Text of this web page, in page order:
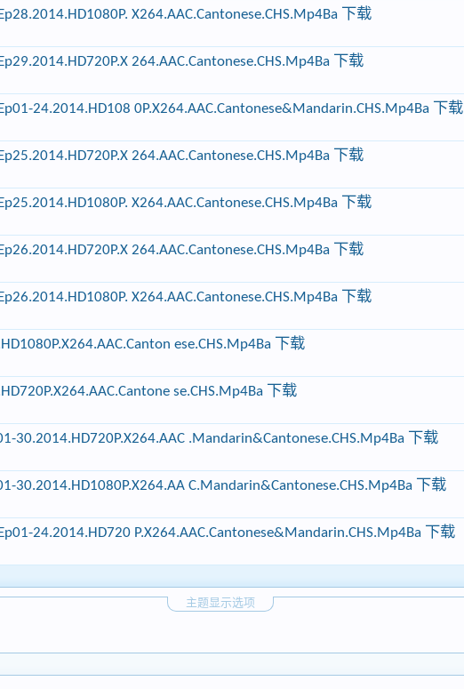
X264.AAC.Cantonese.CHS.Mp4Ba 下载
264.AAC.Cantonese.CHS.Mp4Ba 下载
24.2014.HD108 0P.X264.AAC.Cantonese&Mandarin.CHS.Mp4Ba 下载
264.AAC.Cantonese.CHS.Mp4Ba 下载
X264.AAC.Cantonese.CHS.Mp4Ba 下载
264.AAC.Cantonese.CHS.Mp4Ba 下载
X264.AAC.Cantonese.CHS.Mp4Ba 下载
ese.CHS.Mp4Ba 下载
se.CHS.Mp4Ba 下载
30.2014.HD720P.X264.AAC .Mandarin&Cantonese.CHS.Mp4Ba 下载
30.2014.HD1080P.X264.AA C.Mandarin&Cantonese.CHS.Mp4Ba 下载
24.2014.HD720 P.X264.AAC.Cantonese&Mandarin.CHS.Mp4Ba 下载
主题显示选项